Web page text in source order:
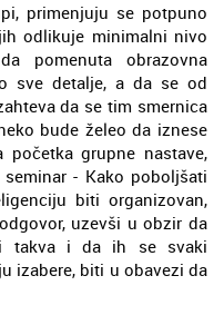
primenjuju se potpuno
odlikuje minimalni nivo
pomenuta obrazovna
sve detalje, a da se od
da se tim smernica
bude želeo da iznese
grupne nastave,
- Kako poboljšati
biti organizovan,
uzevši u obzir da
takva i da ih se svaki
izabere, biti u obavezi da